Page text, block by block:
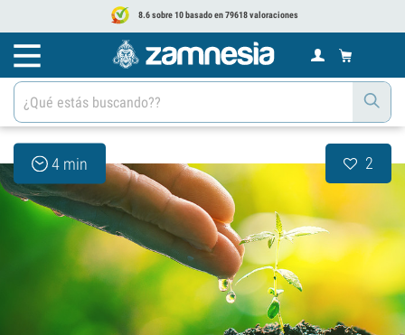
8.6 sobre 10 basado en 79618 valoraciones
4 min 2